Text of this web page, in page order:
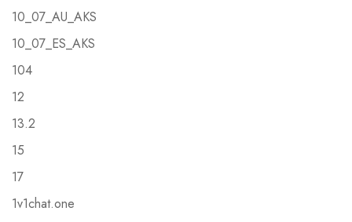
10_07_AU_AKS
10_07_ES_AKS
104
12
13.2
15
17
1v1chat.one